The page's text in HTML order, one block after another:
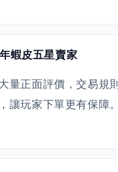
年蝦皮五星賣家
量正面評價，交易規則
讓玩家下單更有保障。